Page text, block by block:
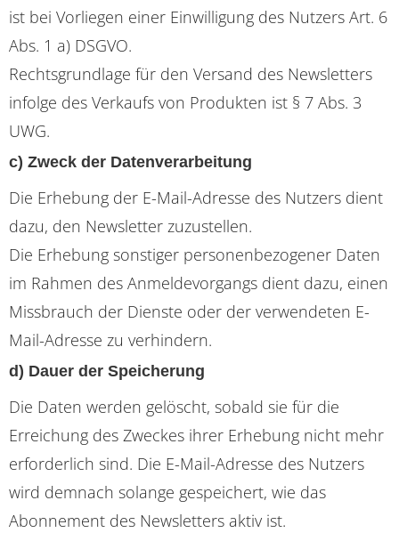
ist bei Vorliegen einer Einwilligung des Nutzers Art. 6
Abs. 1 a) DSGVO.
Rechtsgrundlage für den Versand des Newsletters
infolge des Verkaufs von Produkten ist § 7 Abs. 3
UWG.
c) Zweck der Datenverarbeitung
Die Erhebung der E-Mail-Adresse des Nutzers dient
dazu, den Newsletter zuzustellen.
Die Erhebung sonstiger personenbezogener Daten
im Rahmen des Anmeldevorgangs dient dazu, einen
Missbrauch der Dienste oder der verwendeten E-
Mail-Adresse zu verhindern.
d) Dauer der Speicherung
Die Daten werden gelöscht, sobald sie für die
Erreichung des Zweckes ihrer Erhebung nicht mehr
erforderlich sind. Die E-Mail-Adresse des Nutzers
wird demnach solange gespeichert, wie das
Abonnement des Newsletters aktiv ist.